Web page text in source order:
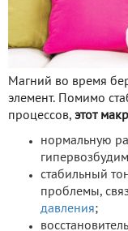
Магний во время
элемент. Помимо
процессов, этот
нормальную
стабильный
проблемы,
давления;